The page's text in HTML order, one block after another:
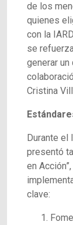
de los
quienes
con la
se
generar
Cristina
Durante el
presentó
en
clave: